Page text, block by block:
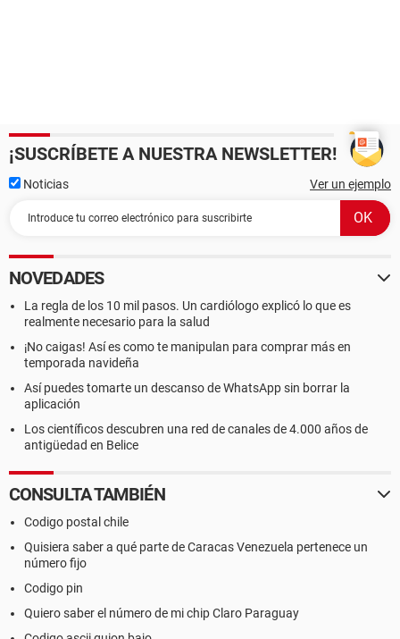
¡SUSCRÍBETE A NUESTRA NEWSLETTER!
Noticias Ver un ejemplo
NOVEDADES
La regla de los 10 mil pasos. Un cardiólogo explicó lo que es
realmente necesario para la salud
¡No caigas! Así es como te manipulan para comprar más en
temporada navideña
Así puedes tomarte un descanso de WhatsApp sin borrar la
aplicación
Los científicos descubren una red de canales de 4.000 años de
antigüedad en Belice
CONSULTA TAMBIÉN
Codigo postal chile
Quisiera saber a qué parte de Caracas Venezuela pertenece un
número fijo
Codigo pin
Quiero saber el número de mi chip Claro Paraguay